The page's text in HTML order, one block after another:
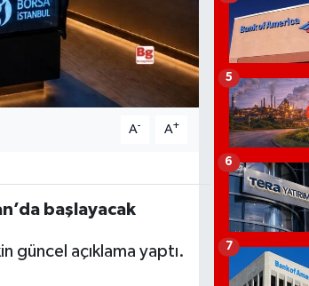
A- A+
başlayacak
güncel açıklama yaptı.
5
6
7